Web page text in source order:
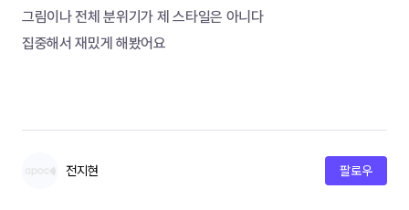
그림이나 전체 분위기가 제 스타일은 아니다
집중해서 재밌게 해봤어요
전지현 팔로우